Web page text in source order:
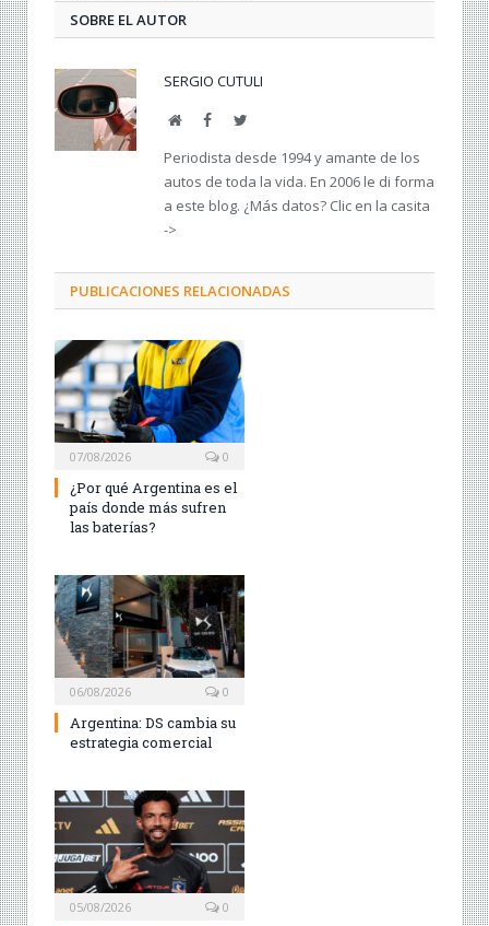
SOBRE EL AUTOR
SERGIO CUTULI
Web FacebookTwitter
Periodista desde 1994 y amante de los
autos de toda la vida. En 2006 le di forma
a este blog. ¿Más datos? Clic en la casita
->
PUBLICACIONES RELACIONADAS
07/08/2026 0
¿Por qué Argentina es el
país donde más sufren
las baterías?
06/08/2026 0
Argentina: DS cambia su
estrategia comercial
05/08/2026 0